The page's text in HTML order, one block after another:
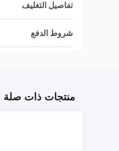
تفاصيل التغليف
شروط الدفع
منتجات ذات صلة